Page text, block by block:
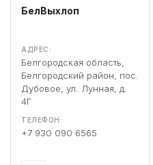
БелВыхлоп
АДРЕС:
Белгородская область,
Белгородский район, пос.
Дубовое, ул. Лунная, д.
4Г
ТЕЛЕФОН:
+7 930 090 6565